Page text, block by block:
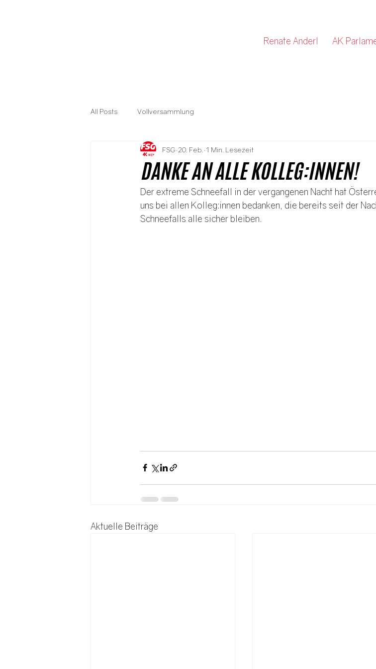
Renate Anderl AK
All Posts Vollversammlung
DANKE AN ALLE KOLLEG:INNEN!
FSG 20. Feb. 1 Min. Lesezeit
Der extreme Schneefall in der vergangenen Nacht hat
uns bei allen Kolleg:innen bedanken, die bereits seit der
Schneefalls alle sicher bleiben.
Aktuelle Beiträge